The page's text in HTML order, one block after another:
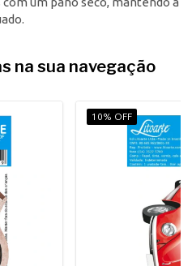
na sua navegação
10% OFF